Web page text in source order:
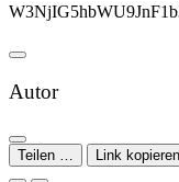
Autor
Teilen … Link kopieren